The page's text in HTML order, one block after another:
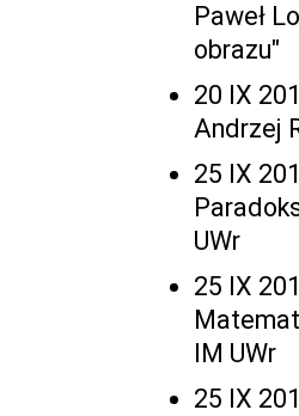
Paweł
obrazu"
20 IX
Andrzej
25 IX
UWr
25 IX
IM UWr
25 IX